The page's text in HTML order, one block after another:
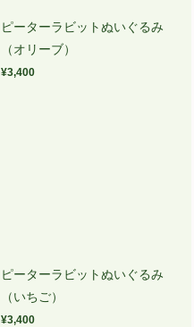
ピーターラビットぬいぐるみ
（オリーブ）
¥3,400
ピーターラビットぬいぐるみ
（いちご）
¥3,400